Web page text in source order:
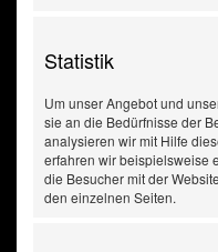
Statistik
Um unser Angebot und
sie an die Bedürfnisse der
analysieren wir mit Hilfe
erfahren wir beispielsweise
die Besucher mit der
den einzelnen Seiten.